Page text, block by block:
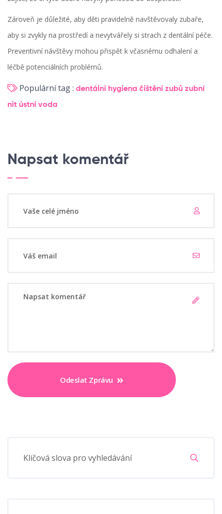
Zároveň je důležité, aby děti pravidelně navštěvovaly zubaře,
aby si zvykly na prostředí a nevytvářely si strach z dentální péče.
Preventivní návštěvy mohou přispět k včasnému odhalení a
léčbě potenciálních problémů.
Populární tag : dentální hygiena čištění zubů zubní
nit ústní voda
Napsat komentář
Odeslat Zprávu